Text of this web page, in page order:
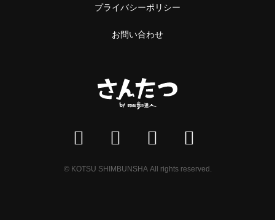
プライバシーポリシー
お問い合わせ
© KOTSU SHIMBUNSHA All rights reserved.